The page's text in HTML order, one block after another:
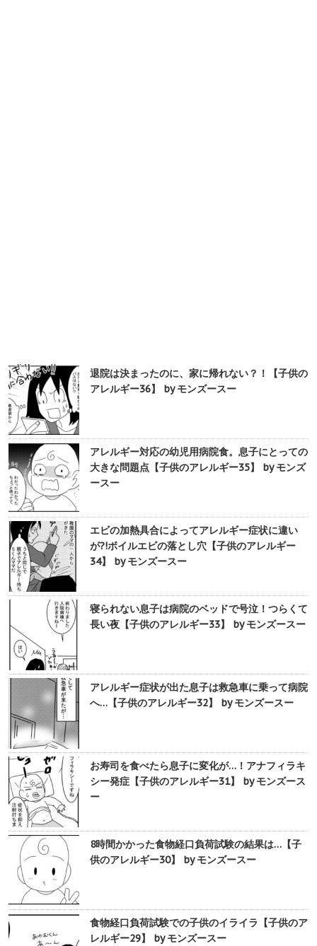
退院は決まったのに、家に帰れない？！【子供の
アレルギー36】 by モンズースー
アレルギー対応の幼児用病院食。息子にとっての
大きな問題点【子供のアレルギー35】 by モンズ
ースー
エビの加熱具合によってアレルギー症状に違い
が?!ボイルエビの落とし穴【子供のアレルギー
34】 by モンズースー
寝られない息子は病院のベッドで号泣！つらくて
長い夜【子供のアレルギー33】 by モンズースー
アレルギー症状が出た息子は救急車に乗って病院
へ…【子供のアレルギー32】 by モンズースー
お寿司を食べたら息子に変化が…！アナフィラキ
シー発症【子供のアレルギー31】 by モンズース
ー
8時間かかった食物経口負荷試験の結果は…【子
供のアレルギー30】 by モンズースー
食物経口負荷試験での子供のイライラ【子供のア
レルギー29】 by モンズースー